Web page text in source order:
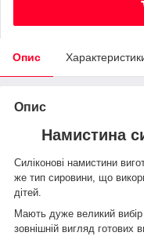
Опис
Опис
Намистина
Силіконові намистини
же тип сировини, що
дітей.
Мають дуже великий вибір
зовнішній вигляд готових